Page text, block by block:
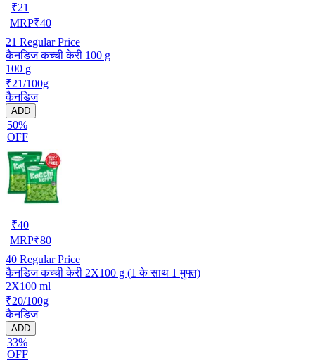
₹21
MRP₹40
21 Regular Price
कैनडिज कच्ची केरी 100 g
100 g
₹21/100g
कैनडिज
ADD
50%
OFF
₹40
MRP₹80
40 Regular Price
कैनडिज कच्ची केरी 2X100 g (1 के साथ 1 मुफ्त)
2X100 ml
₹20/100g
कैनडिज
ADD
33%
OFF